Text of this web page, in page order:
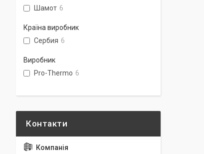
Шамот 6
Країна виробник
Сербия 6
Виробник
Pro-Thermo 6